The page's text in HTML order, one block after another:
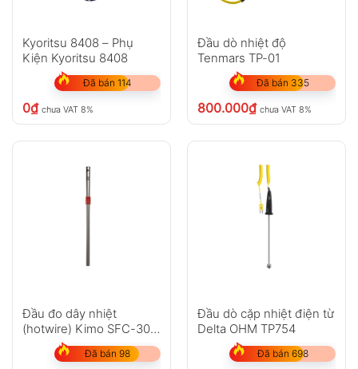
Kyoritsu 8408 – Phụ
Kiện Kyoritsu 8408
Đã bán 114
0₫ chưa VAT 8%
Đầu dò nhiệt độ
Tenmars TP-01
Đã bán 335
800.000₫ chưa VAT 8%
Đầu đo dây nhiệt
(hotwire) Kimo SFC-300
đo tốc độ gió, nhiệt độ
Đã bán 98
Đầu dò cặp nhiệt điện từ
Delta OHM TP754
Đã bán 698